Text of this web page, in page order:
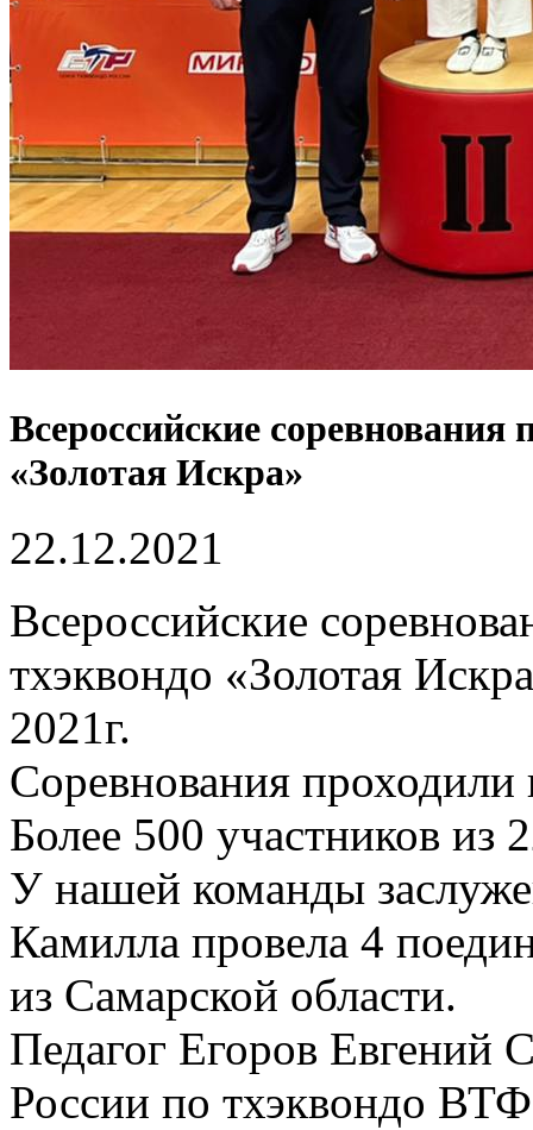
Всероссийские
«Золотая Искра»
22.12.2021
Всероссийские
тхэквондо «Золотая
2021г.
Соревнования проходили
Более 500 участников из
У нашей команды
Камилла провела 4
из Самарской области.
Педагог Егоров Евгений
России по тхэквондо